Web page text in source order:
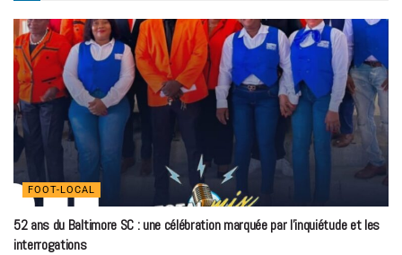
FOOT-LOCAL
52 ans du Baltimore SC : une célébration marquée par l’inquiétude et les
interrogations